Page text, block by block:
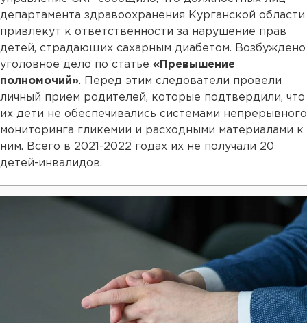
департамента здравоохранения Курганской области
привлекут к ответственности за нарушение прав
детей, страдающих сахарным диабетом. Возбуждено
уголовное дело по статье «Превышение
полномочий». Перед этим следователи провели
личный прием родителей, которые подтвердили, что
их дети не обеспечивались системами непрерывного
мониторинга гликемии и расходными материалами к
ним. Всего в 2021-2022 годах их не получали 20
детей-инвалидов.